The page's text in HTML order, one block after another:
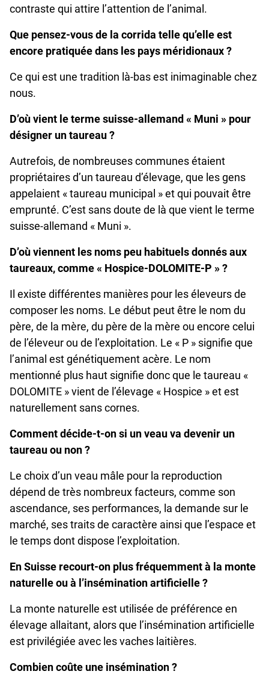
contraste qui attire l’attention de l’animal.
Que pensez-vous de la corrida telle qu’elle est
encore pratiquée dans les pays méridionaux ?
Ce qui est une tradition là-bas est inimaginable chez
nous.
D’où vient le terme suisse-allemand « Muni » pour
désigner un taureau ?
Autrefois, de nombreuses communes étaient
propriétaires d’un taureau d’élevage, que les gens
appelaient « taureau municipal » et qui pouvait être
emprunté. C’est sans doute de là que vient le terme
suisse-allemand « Muni ».
D’où viennent les noms peu habituels donnés aux
taureaux, comme « Hospice-DOLOMITE-P » ?
Il existe différentes manières pour les éleveurs de
composer les noms. Le début peut être le nom du
père, de la mère, du père de la mère ou encore celui
de l’éleveur ou de l’exploitation. Le « P » signifie que
l’animal est génétiquement acère. Le nom
mentionné plus haut signifie donc que le taureau «
DOLOMITE » vient de l’élevage « Hospice » et est
naturellement sans cornes.
Comment décide-t-on si un veau va devenir un
taureau ou non ?
Le choix d’un veau mâle pour la reproduction
dépend de très nombreux facteurs, comme son
ascendance, ses performances, la demande sur le
marché, ses traits de caractère ainsi que l’espace et
le temps dont dispose l’exploitation.
En Suisse recourt-on plus fréquemment à la monte
naturelle ou à l’insémination artificielle ?
La monte naturelle est utilisée de préférence en
élevage allaitant, alors que l’insémination artificielle
est privilégiée avec les vaches laitières.
Combien coûte une insémination ?